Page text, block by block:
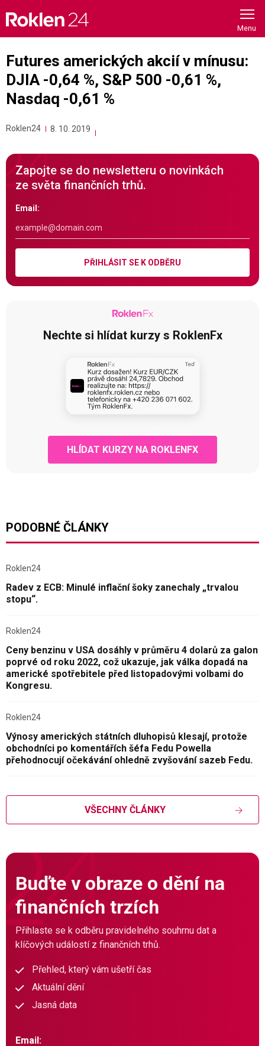
content
Futures amerických akcií v mínusu:
DJIA -0,64 %, S&P 500 -0,61 %,
Nasdaq -0,61 %
Roklen24 8. 10. 2019
Zapojte se do newsletteru o novinkách
ze světa finančních trhů.
Email:
PŘIHLÁSIT SE K ODBĚRU
Nechte si hlídat kurzy s RoklenFx
HLÍDAT KURZY NA ROKLENFX
PODOBNÉ ČLÁNKY
Roklen24
Radev z ECB: Minulé inflační šoky zanechaly „trvalou
stopu“.
Roklen24
Ceny benzinu v USA dosáhly v průměru 4 dolarů za galon
poprvé od roku 2022, což ukazuje, jak válka dopadá na
americké spotřebitele před listopadovými volbami do
Kongresu.
Roklen24
Výnosy amerických státních dluhopisů klesají, protože
obchodníci po komentářích šéfa Fedu Powella
přehodnocují očekávání ohledně zvyšování sazeb Fedu.
VŠECHNY ČLÁNKY
Buďte v obraze o dění na
finančních trzích
Přihlaste se k odběru pravidelného souhrnu dat a
klíčových událostí z finančních trhů.
Přehled, který vám ušetří čas
Aktuální dění
Jasná data
Email: